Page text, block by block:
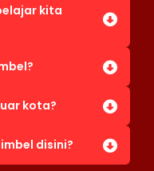
kita
kota?
disini?